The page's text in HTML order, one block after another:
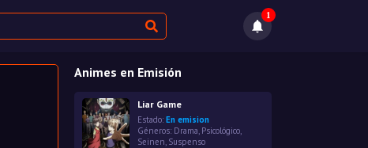
1
Animes en Emisión
Liar Game
Estado: En emision
Géneros: Drama, Psicológico
Seinen, Suspenso